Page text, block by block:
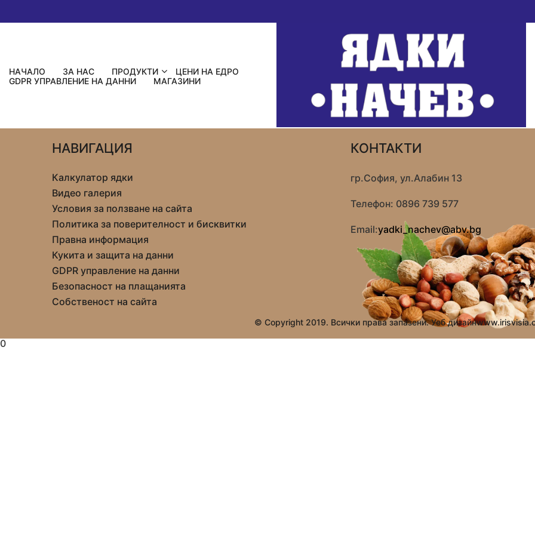
НАЧАЛО ЗА НАС ПРОДУКТИ
ЦЕНИ НА ЕДРО
GDPR УПРАВЛЕНИЕ НА ДАННИ
МАГАЗИНИ
НАВИГАЦИЯ
Калкулатор ядки
Видео галерия
Условия за ползване на сайта
Политика за поверителност и бисквитки
Правна информация
Кукита и защита на данни
GDPR управление на данни
Безопасност на плащанията
Собственост на сайта
КОНТАКТИ
гр.София, ул.Алабин 13
Телефон: 0896 739 577
Email:yadki_nachev@abv.bg
© Copyright 2019. Всички права запазени. Уеб дизайн
0